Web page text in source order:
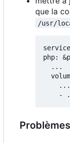
que la
/usr/
php:
  ...
    ...